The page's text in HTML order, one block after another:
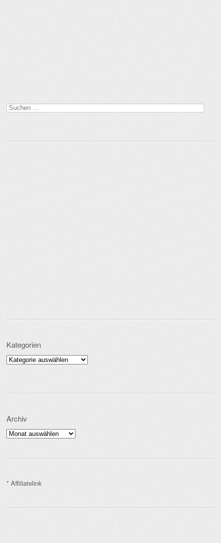
Suchen
nach:
Kategorien
Kategorien
Archiv
Archiv
* Affiliatelink